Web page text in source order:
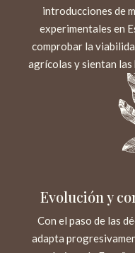
introducciones de
experimentales en
comprobar la
agrícolas y sientan
Evolución y
Con el paso de las
adapta